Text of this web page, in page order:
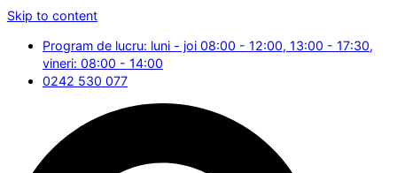
Skip to content
Program de lucru: luni - joi 08:00 - 12:00, 13:00 - 17:30,
vineri: 08:00 - 14:00
0242 530 077